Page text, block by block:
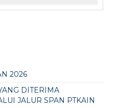
2026
DITERIMA
JALUR SPAN PTKAIN